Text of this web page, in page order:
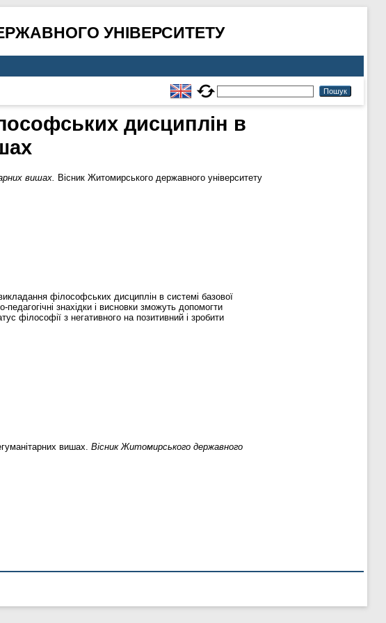
УНІВЕРСИТЕТУ
дисциплін в
вишах. Вісник Житомирського державного університету
філософських дисциплін в системі базової
знахідки і висновки зможуть допомогти
філософії з негативного на позитивний і зробити
вишах. Вісник Житомирського державного